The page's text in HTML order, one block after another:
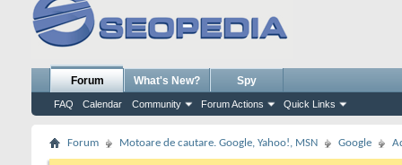
Forum
FAQ Calendar Community Forum Actions Quick Links
What's New? Spy
Forum Motoare de cautare. Google, Yahoo!, MSN Google